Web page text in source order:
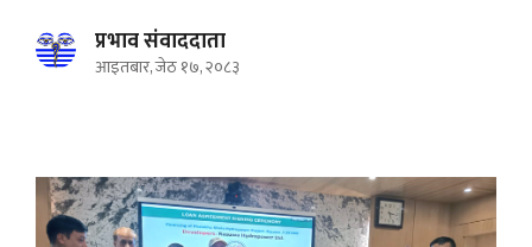
प्रभाव संवाददाता
आइतबार, जेठ १७, २०८३